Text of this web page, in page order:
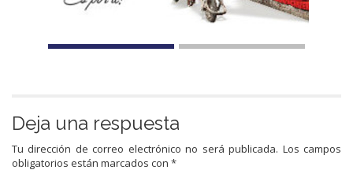
Deja una respuesta
Tu dirección de correo electrónico no será publicada. Los campos
obligatorios están marcados con *